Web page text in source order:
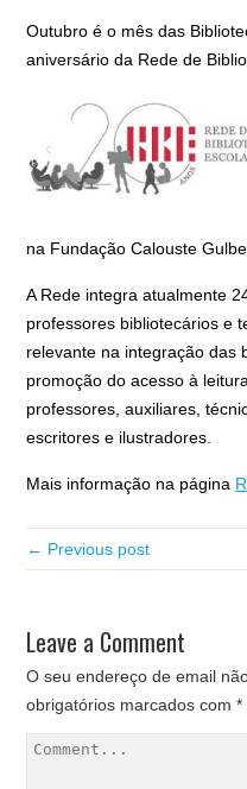
Outubro é o mês das
aniversário da Rede de
na Fundação Calouste
A Rede integra atualmente
professores bibliotecários e
relevante na integração das
promoção do acesso à
professores, auxiliares,
escritores e ilustradores.
Mais informação na página
← Previous post
Leave a Comment
O seu endereço de email
obrigatórios marcados com*